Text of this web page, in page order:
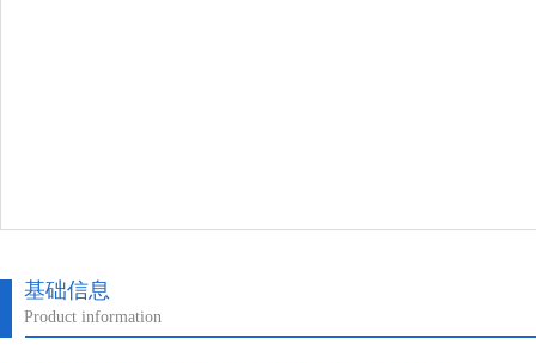
基础信息
Product information